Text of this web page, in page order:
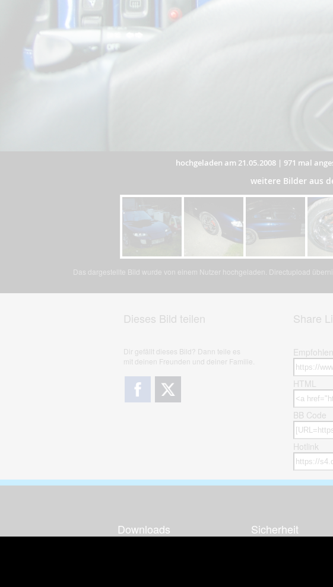
hochgeladen am 21.05.2008| 971 mal
weitere Bilder aus
Das dargestellte Bild wurde von einem Nutzer hochgeladen. Directupload
Dieses Bild teilen
Dir gefällt dieses Bild? Dann teile es
mit deinen Freunden und deiner Familie.
Share
Empfohlen
HTML
BB Code
Hotlink
Downloads Sicherheit